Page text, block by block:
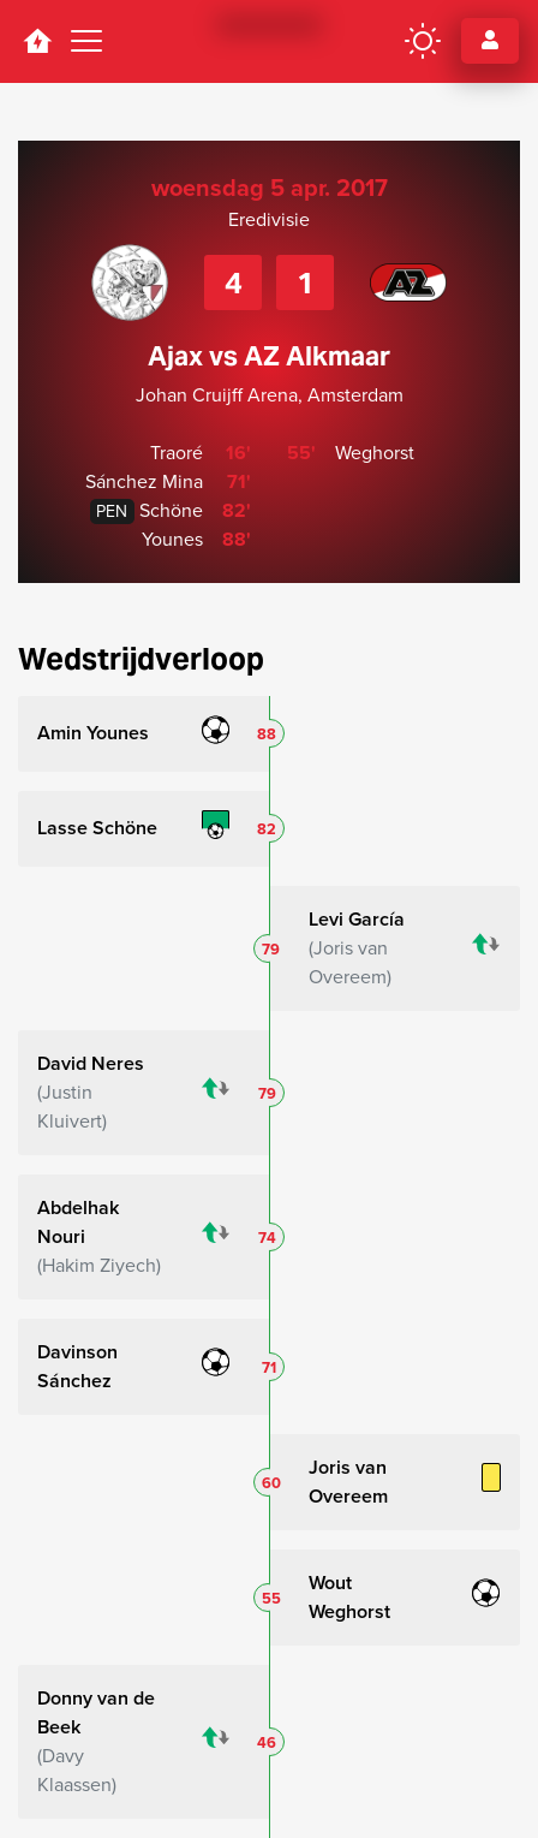
Navigation
woensdag 5 apr. 2017
Eredivisie
4 1
Ajax vs AZ Alkmaar
Johan Cruijff Arena, Amsterdam
Traoré
16'
Sánchez Mina
71'
PEN Schöne
82'
Younes
88'
55' Weghorst
Wedstrijdverloop
Amin Younes 88
Lasse Schöne 82
Levi García
Joris van
Overeem
79
David Neres
Justin
Kluivert
79
Abdelhak
Nouri
Hakim Ziyech
74
Davinson
Sánchez
71
Joris van
Overeem
60
Wout
Weghorst
55
Donny van de
Beek
Davy
Klaassen
46